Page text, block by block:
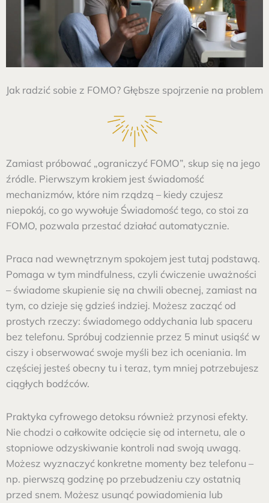
Jak radzić sobie z FOMO? Głębsze spojrzenie na problem
Zamiast próbować „ograniczyć FOMO”, skup się na jego
źródle. Pierwszym krokiem jest świadomość
mechanizmów, które nim rządzą – kiedy czujesz
niepokój, co go wywołuje Świadomość tego, co stoi za
FOMO, pozwala przestać działać automatycznie.
Praca nad wewnętrznym spokojem jest tutaj podstawą.
Pomaga w tym mindfulness, czyli ćwiczenie uważności
– świadome skupienie się na chwili obecnej, zamiast na
tym, co dzieje się gdzieś indziej. Możesz zacząć od
prostych rzeczy: świadomego oddychania lub spaceru
bez telefonu. Spróbuj codziennie przez 5 minut usiąść w
ciszy i obserwować swoje myśli bez ich oceniania. Im
częściej jesteś obecny tu i teraz, tym mniej potrzebujesz
ciągłych bodźców.
Praktyka cyfrowego detoksu również przynosi efekty.
Nie chodzi o całkowite odcięcie się od internetu, ale o
stopniowe odzyskiwanie kontroli nad swoją uwagą.
Możesz wyznaczyć konkretne momenty bez telefonu –
np. pierwszą godzinę po przebudzeniu czy ostatnią
przed snem. Możesz usunąć powiadomienia lub